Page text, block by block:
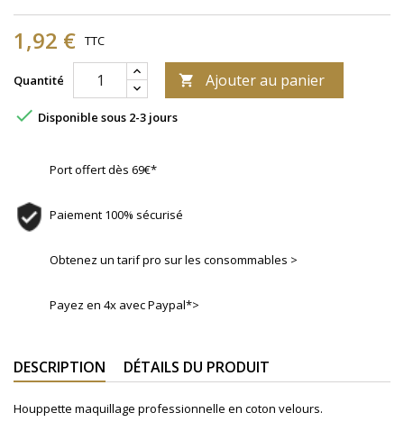
1,92 € TTC
Quantité  Ajouter au panier
 Disponible sous 2-3 jours
Port offert dès 69€*
Paiement 100% sécurisé
Obtenez un tarif pro sur les consommables >
Payez en 4x avec Paypal*>
DESCRIPTION DÉTAILS DU PRODUIT
Houppette maquillage professionnelle en coton velours.